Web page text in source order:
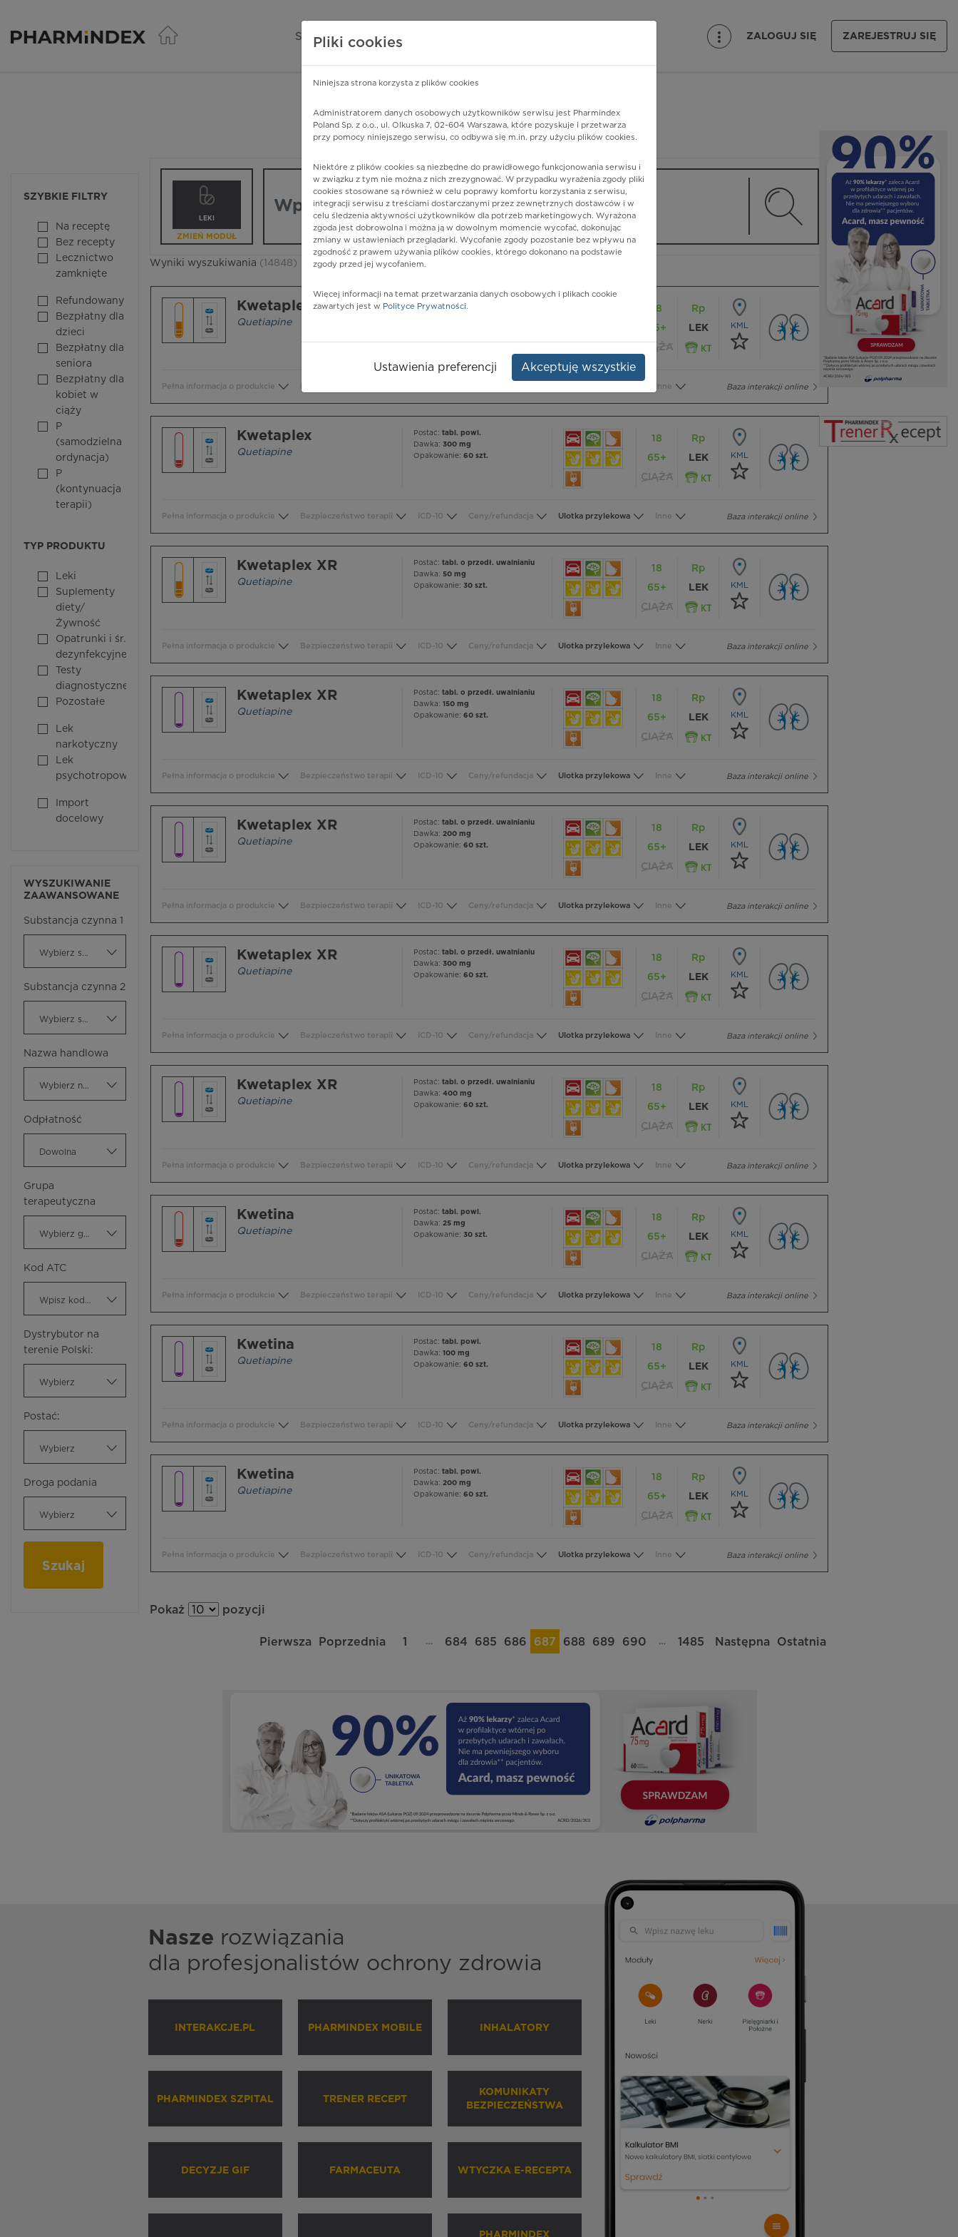
Pharmindex - lider wiedzy o lekach
SERWISY PHARMINDEX ZALOGUJ SIĘ ZAREJESTRUJ SIĘ
SZYBKIE FILTRY
Na receptę
Bez recepty
Lecznictwo
zamknięte
Refundowany
Bezpłatny dla
dzieci
Bezpłatny dla
seniora
Bezpłatny dla
kobiet w
ciąży
P
(samodzielna
ordynacja)
P
(kontynuacja
terapii)
TYP PRODUKTU
Leki
Suplementy
diety/
Żywność
Opatrunki i śr.
dezynfekcyjne
Testy
diagnostyczne
Pozostałe
Lek
narkotyczny
Lek
psychotropowy
Import
docelowy
WYSZUKIWANIE
ZAAWANSOWANE
Substancja czynna 1
Substancja czynna 2
Nazwa handlowa
Odpłatność
Dowolna
Grupa
terapeutyczna
Kod ATC
Dystrybutor na
terenie Polski:
Wybierz
Postać:
Wybierz
Droga podania
Wybierz
Szukaj
Pharmindex
lider wiedzy o lekach
LEKI
ZMIEŃ MODUŁ
Wpisz nazwę lub substancję czynną
Wyniki wyszukiwania (14848)
Kwetaplex
Quetiapine
Postać:tabl. powl.
18
65+
CIĄŻA
Rp
LEK
KML
Baza interakcji online
Pełna informacja o produkcie Inne
Kwetaplex
Quetiapine
Postać: tabl. powl.
Dawka: 300 mg
Opakowanie: 60 szt.
18
65+
CIĄŻA
Rp
LEK
KML
Baza interakcji online
Pełna informacja o produkcie Bezpieczeństwo terapii ICD-10 Ceny/refundacja Ulotka przylekowa Inne
Kwetaplex XR
Quetiapine
Postać: tabl. o przedł. uwalnianiu
Dawka: 50 mg
Opakowanie: 30 szt.
18
65+
CIĄŻA
Rp
LEK
KML
Baza interakcji online
Pełna informacja o produkcie Bezpieczeństwo terapii ICD-10 Ceny/refundacja Ulotka przylekowa Inne
Kwetaplex XR
Quetiapine
Postać: tabl. o przedł. uwalnianiu
Dawka: 150 mg
Opakowanie: 60 szt.
18
65+
CIĄŻA
Rp
LEK
KML
Baza interakcji online
Pełna informacja o produkcie Bezpieczeństwo terapii ICD-10 Ceny/refundacja Ulotka przylekowa Inne
Kwetaplex XR
Quetiapine
Postać: tabl. o przedł. uwalnianiu
Dawka: 200 mg
Opakowanie: 60 szt.
18
65+
CIĄŻA
Rp
LEK
KML
Baza interakcji online
Pełna informacja o produkcie Bezpieczeństwo terapii ICD-10 Ceny/refundacja Ulotka przylekowa Inne
Kwetaplex XR
Quetiapine
Postać: tabl. o przedł. uwalnianiu
Dawka: 300 mg
Opakowanie: 60 szt.
18
65+
CIĄŻA
Rp
LEK
KML
Baza interakcji online
Pełna informacja o produkcie Bezpieczeństwo terapii ICD-10 Ceny/refundacja Ulotka przylekowa Inne
Kwetaplex XR
Quetiapine
Postać: tabl. o przedł. uwalnianiu
Dawka: 400 mg
Opakowanie: 60 szt.
18
65+
CIĄŻA
Rp
LEK
KML
Baza interakcji online
Pełna informacja o produkcie Bezpieczeństwo terapii ICD-10 Ceny/refundacja Ulotka przylekowa Inne
Kwetina
Quetiapine
Postać: tabl. powl.
Dawka: 25 mg
Opakowanie: 30 szt.
18
65+
CIĄŻA
Rp
LEK
KML
Baza interakcji online
Pełna informacja o produkcie Bezpieczeństwo terapii ICD-10 Ceny/refundacja Ulotka przylekowa Inne
Kwetina
Quetiapine
Postać: tabl. powl.
Dawka: 100 mg
Opakowanie: 60 szt.
18
65+
CIĄŻA
Rp
LEK
KML
Baza interakcji online
Pełna informacja o produkcie Bezpieczeństwo terapii ICD-10 Ceny/refundacja Ulotka przylekowa Inne
Kwetina
Quetiapine
Postać: tabl. powl.
Dawka: 200 mg
Opakowanie: 60 szt.
18
65+
CIĄŻA
Rp
LEK
KML
Baza interakcji online
Pełna informacja o produkcie Bezpieczeństwo terapii ICD-10 Ceny/refundacja Ulotka przylekowa Inne
Pokaż pozycji
Pierwsza Poprzednia 1 … 684 685 686 687 688 689 690 … 1485 Następna Ostatnia
Nasze rozwiązania
dla profesjonalistów ochrony zdrowia
INTERAKCJE.PL PHARMINDEX MOBILE INHALATORY
PHARMINDEX SZPITAL TRENER RECEPT
KOMUNIKATY
BEZPIECZEŃSTWA
DECYZJE GIF FARMACEUTA WTYCZKA E-RECEPTA
Pliki cookies
Niniejsza strona korzysta z plików cookies
Administratorem danych osobowych użytkowników serwisu jest Pharmindex
Poland Sp. z o.o., ul. Olkuska 7, 02-604 Warszawa, które pozyskuje i przetwarza
przy pomocy niniejszego serwisu, co odbywa się m.in. przy użyciu plików cookies.
Niektóre z plików cookies są niezbędne do prawidłowego funkcjonowania serwisu i
w związku z tym nie można z nich zrezygnować. W przypadku wyrażenia zgody pliki
cookies stosowane są również w celu poprawy komfortu korzystania z serwisu,
integracji serwisu z treściami dostarczanymi przez zewnętrznych dostawców i w
celu śledzenia aktywności użytkowników dla potrzeb marketingowych. Wyrażona
zgoda jest dobrowolna i można ją w dowolnym momencie wycofać, dokonując
zmiany w ustawieniach przeglądarki. Wycofanie zgody pozostanie bez wpływu na
zgodność z prawem używania plików cookies, którego dokonano na podstawie
zgody przed jej wycofaniem.
Więcej informacji na temat przetwarzania danych osobowych i plikach cookie
zawartych jest w Polityce Prywatności.
Ustawienia preferencji Akceptuję wszystkie